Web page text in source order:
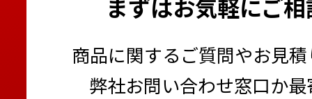
まずはお気軽にご
商品に関するご質問やお見
弊社お問い合わせ窓口か